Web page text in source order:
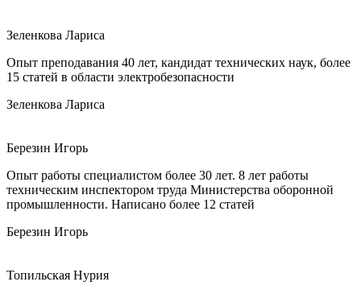
Зеленкова Лариса
Опыт преподавания 40 лет, кандидат технических наук, более
15 статей в области электробезопасности
Зеленкова Лариса
Березин Игорь
Опыт работы специалистом более 30 лет. 8 лет работы
техническим инспектором труда Министерства оборонной
промышленности. Написано более 12 статей
Березин Игорь
Топильская Нурия